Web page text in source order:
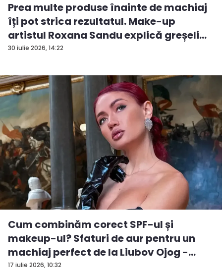
30 iulie 2026, 14:22
Prea multe produse înainte de machiaj
îți pot strica rezultatul. Make-up
artistul Roxana Sandu explică greșeli...
17 iulie 2026, 10:32
Cum combinăm corect SPF-ul și
makeup-ul? Sfaturi de aur pentru un
machiaj perfect de la Liubov Ojog -
VID...